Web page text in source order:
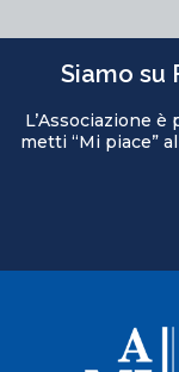
Siamo su
L’Associazione è
metti “Mi piace”